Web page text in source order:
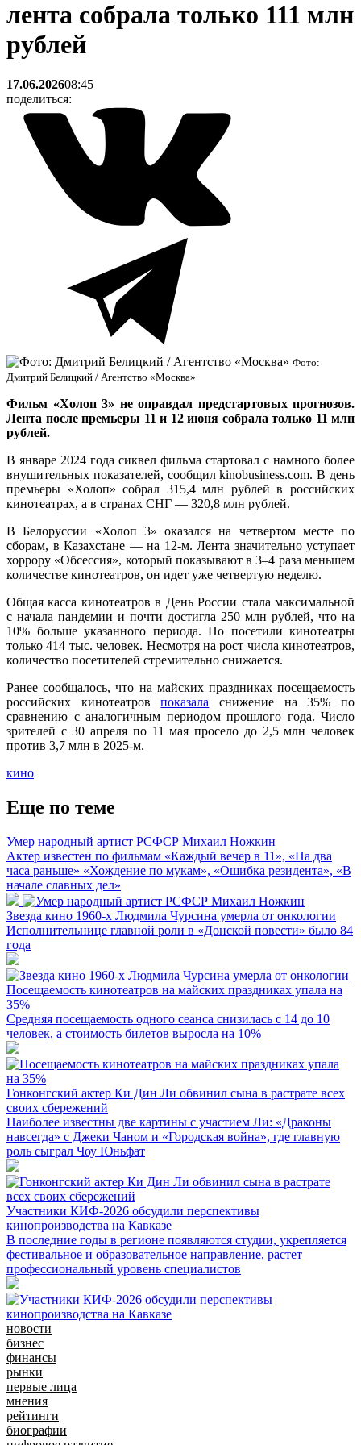
лента собрала только 111 млн
рублей
17.06.202608:45
поделиться:
Фото:
Дмитрий Белицкий / Агентство «Москва»
Фильм «Холоп 3» не оправдал предстартовых прогнозов.
Лента после премьеры 11 и 12 июня собрала только 11 млн
рублей.
В январе 2024 года сиквел фильма стартовал с намного более
внушительных показателей, сообщил kinobusiness.com. В день
премьеры «Холоп» собрал 315,4 млн рублей в российских
кинотеатрах, а в странах СНГ — 320,8 млн рублей.
В Белоруссии «Холоп 3» оказался на четвертом месте по
сборам, в Казахстане — на 12-м. Лента значительно уступает
хоррору «Обсессия», который показывают в 3–4 раза меньшем
количестве кинотеатров, он идет уже четвертую неделю.
Общая касса кинотеатров в День России стала максимальной
с начала пандемии и почти достигла 250 млн рублей, что на
10% больше указанного периода. Но посетили кинотеатры
только 414 тыс. человек. Несмотря на рост числа кинотеатров,
количество посетителей стремительно снижается.
Ранее сообщалось, что на майских праздниках посещаемость
российских кинотеатровпоказала снижение на 35% по
сравнению с аналогичным периодом прошлого года. Число
зрителей с 30 апреля по 11 мая просело до 2,5 млн человек
против 3,7 млн в 2025-м.
кино
Еще по теме
Умер народный артист РСФСР Михаил Ножкин
Актер известен по фильмам «Каждый вечер в 11», «На два
часа раньше» «Хождение по мукам», «Ошибка резидента», «В
начале славных дел»
Звезда кино 1960-х Людмила Чурсина умерла от онкологии
Исполнительнице главной роли в «Донской повести» было 84
года
Посещаемость кинотеатров на майских праздниках упала на
35%
Средняя посещаемость одного сеанса снизилась с 14 до 10
человек, а стоимость билетов выросла на 10%
Гонконгский актер Ки Дин Ли обвинил сына в растрате всех
своих сбережений
Наиболее известны две картины с участием Ли: «Драконы
навсегда» с Джеки Чаном и «Городская война», где главную
роль сыграл Чоу Юньфат
Участники КИФ-2026 обсудили перспективы
кинопроизводства на Кавказе
В последние годы в регионе появляются студии, укрепляется
фестивальное и образовательное направление, растет
профессиональный уровень специалистов
новости
бизнес
финансы
рынки
первые лица
мнения
рейтинги
биографии